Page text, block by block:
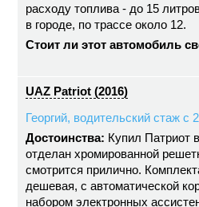
расходу топлива - до 15
в городе, по трассе около 12.
Стоит ли этот автомобиль
UAZ Patriot (2016)
Георгий, водительский стаж с
Достоинства: Купил Патриот
отделан хромированной
смотрится прилично.
дешевая, с автоматической
набором электронных